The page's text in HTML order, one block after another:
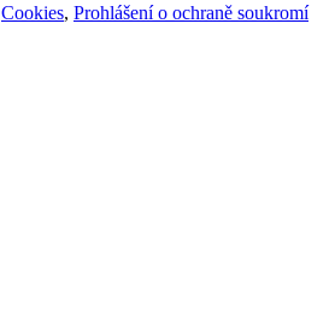
Cookies, Prohlášení o ochraně soukromí